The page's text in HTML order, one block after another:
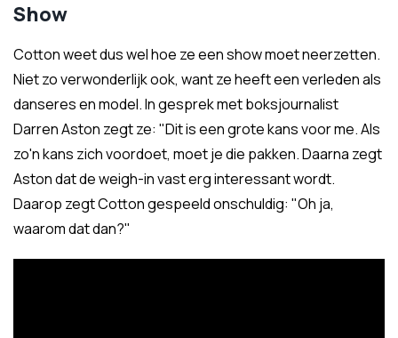
Show
Cotton weet dus wel hoe ze een show moet neerzetten.
Niet zo verwonderlijk ook, want ze heeft een verleden als
danseres en model. In gesprek met boksjournalist
Darren Aston zegt ze: "Dit is een grote kans voor me. Als
zo'n kans zich voordoet, moet je die pakken. Daarna zegt
Aston dat de weigh-in vast erg interessant wordt.
Daarop zegt Cotton gespeeld onschuldig: "Oh ja,
waarom dat dan?"